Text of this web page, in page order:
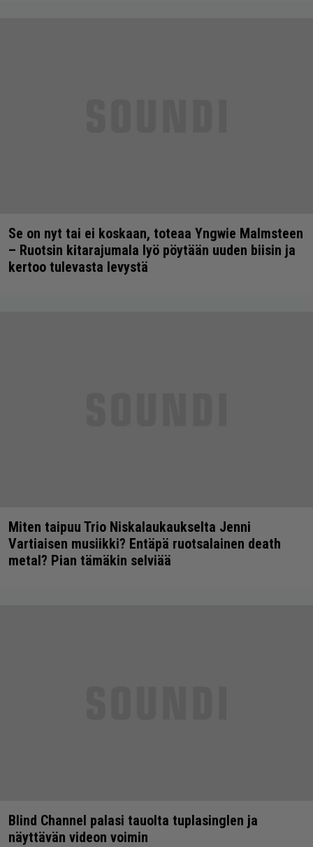
Se on nyt tai ei koskaan, toteaa Yngwie Malmsteen
– Ruotsin kitarajumala lyö pöytään uuden biisin ja
kertoo tulevasta levystä
Miten taipuu Trio Niskalaukaukselta Jenni
Vartiaisen musiikki? Entäpä ruotsalainen death
metal? Pian tämäkin selviää
Blind Channel palasi tauolta tuplasinglen ja
näyttävän videon voimin